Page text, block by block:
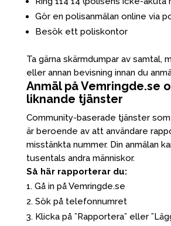
Gör en polisanmälan online via
Besök ett poliskontor
Ta gärna skärmdumpar av samtal,
eller annan bevisning innan du
Anmäl på Vemringde.se
liknande tjänster
Community-baserade tjänster
är beroende av att användare
misstänkta nummer. Din anmälan
tusentals andra människor.
Så här rapporterar du:
Gå in på Vemringde.se
Sök på telefonnumret
Klicka på ”Rapportera” eller